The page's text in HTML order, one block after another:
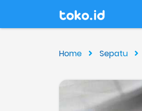
Home Sepatu